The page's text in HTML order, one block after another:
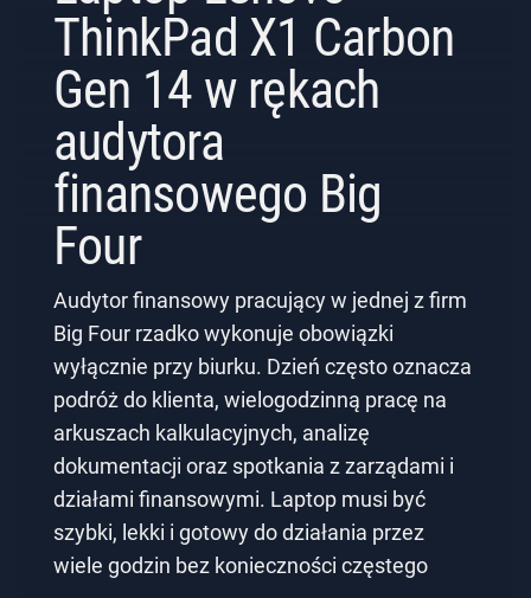
ThinkPad X1 Carbon
Gen 14 w rękach
audytora
finansowego Big
Four
Audytor finansowy pracujący w jednej z firm
Big Four rzadko wykonuje obowiązki
wyłącznie przy biurku. Dzień często oznacza
podróż do klienta, wielogodzinną pracę na
arkuszach kalkulacyjnych, analizę
dokumentacji oraz spotkania z zarządami i
działami finansowymi. Laptop musi być
szybki, lekki i gotowy do działania przez
wiele godzin bez konieczności częstego